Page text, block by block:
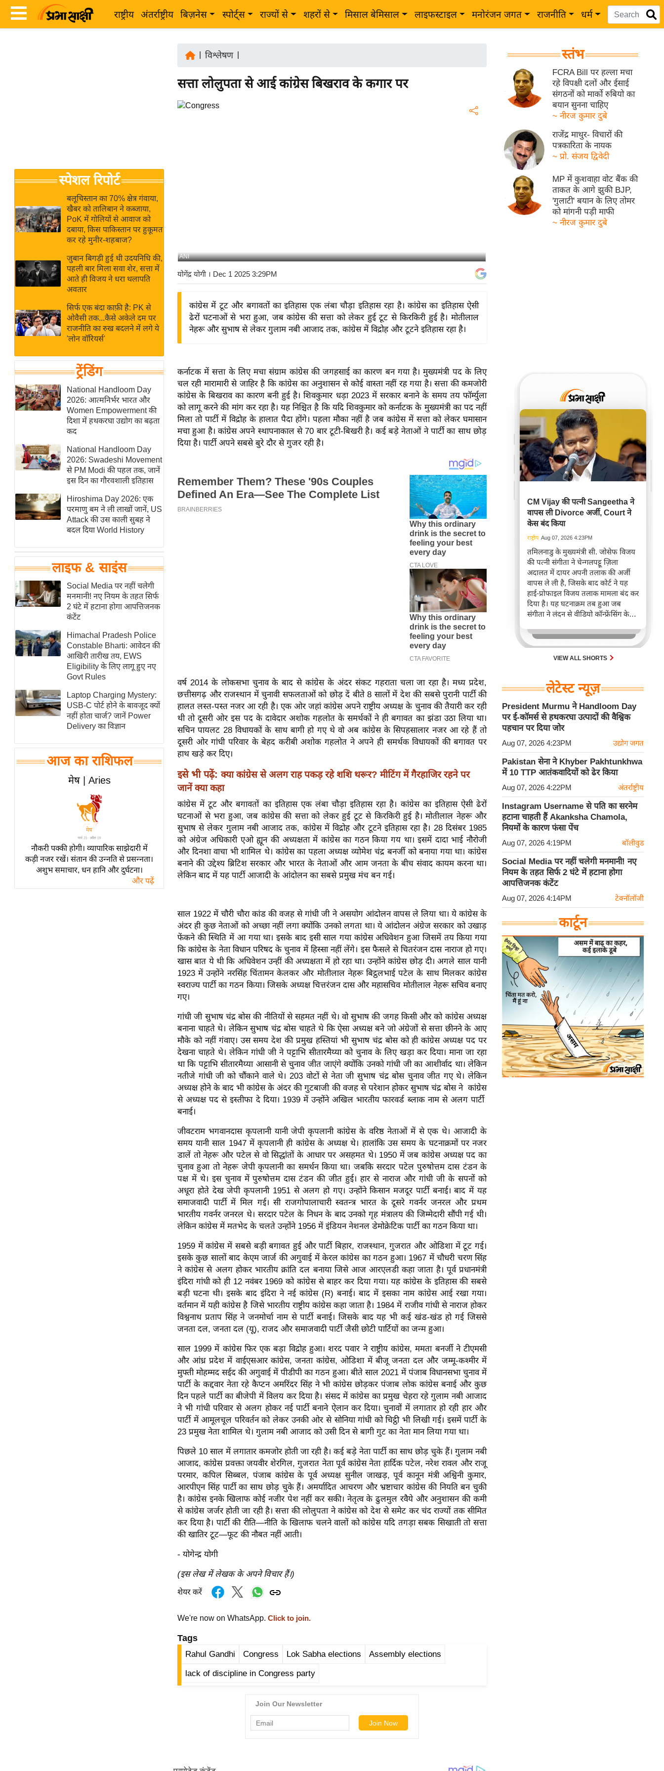
राष्ट्रीय अंतर्राष्ट्रीय बिज़नेस स्पोर्ट्स राज्यों से शहरों से मिसाल बेमिसाल लाइफस्टाइल मनोरंजन जगत राजनीति धर्म
Breaking
News in
Hindi
Hindi
Videos
जगत
राय
बजट
IPL
2026
ई-पेपर
मिसाल बेमिसाल
शख्सियत
यंग इंडिया
साहित्य जगत
ऑटो वर्ल्ड
न्यूज ब्रीफ
मनोरंजन जगत
बॉलीवुड
हॉलीवुड
फिल्म समीक्षा
Breaking
News
लाइफस्टाइल
टेक्नॉलॉजी
घरेलू नुस्खे
पर्यटन स्थल
फिटनेस मंत्रा
रिलेशनशिप
राजनीति
विश्लेषण
समसामयिक
मातृभूमि
एम.
आर.
आई.
समीक्षा
धर्म
ज्योतिष
त्योहार
राशिफल
विशेष
विश्लेषण
स्पेशल रिपोर्ट
बलूचिस्तान का 70% क्षेत्र गंवाया,
खैबर को तालिबान ने कब्जाया,
PoK में गोलियों से आवाज को
दबाया, किस पाकिस्तान पर हुकूमत
कर रहे मुनीर-शहबाज?
जुबान बिगड़ी हुई थी उदयनिधि की,
पहली बार मिला सवा शेर, सत्ता में
आते ही विजय ने धरा थलापति
अवतार
सिर्फ एक बंदा काफ़ी है: PK से
ओवैसी तक...कैसे अकेले दम पर
राजनीति का रुख बदलने में लगे ये
'लोन वॉरियर्स'
ट्रेंडिंग
National Handloom Day
2026: आत्मनिर्भर भारत और
Women Empowerment की
दिशा में हथकरघा उद्योग का बढ़ता
कद
National Handloom Day
2026: Swadeshi Movement
से PM Modi की पहल तक, जानें
इस दिन का गौरवशाली इतिहास
Hiroshima Day 2026: एक
परमाणु बम ने ली लाखों जानें, US
Attack की उस काली सुबह ने
बदल दिया World History
लाइफ & साइंस
Social Media पर नहीं चलेगी
मनमानी! नए नियम के तहत सिर्फ
2 घंटे में हटाना होगा आपत्तिजनक
कंटेंट
Himachal Pradesh Police
Constable Bharti: आवेदन की
आखिरी तारीख तय, EWS
Eligibility के लिए लागू हुए नए
Govt Rules
Laptop Charging Mystery:
USB-C पोर्ट होने के बावजूद क्यों
नहीं होता चार्ज? जानें Power
Delivery का विज्ञान
आज का राशिफल
मेष | Aries
नौकरी पक्की होगी। व्यापारिक साझेदारी में
कड़ी नजर रखें। संतान की उन्नति से प्रसन्नता।
अशुभ समाचार, धन हानि और दुर्घटना।
और पढ़ें
विश्लेषण|
सत्ता लोलुपता से आई कांग्रेस बिखराव के कगार पर
ANI
योगेंद्र योगी । Dec 1 2025 3:29PM
कांग्रेस में टूट और बगावतों का इतिहास एक लंबा चौड़ा इतिहास रहा है। कांग्रेस का इतिहास ऐसी
ढेरों घटनाओं से भरा हुआ, जब कांग्रेस की सत्ता को लेकर हुई टूट से किरकिरी हुई है। मोतीलाल
नेहरू और सुभाष से लेकर गुलाम नबी आजाद तक, कांग्रेस में विद्रोह और टूटने इतिहास रहा है।
कर्नाटक में सत्ता के लिए मचा संग्राम कांग्रेस की जगहसाई का कारण बन गया है। मुख्यमंत्री पद के लिए
चल रही मारामारी से जाहिर है कि कांग्रेस का अनुशासन से कोई वास्ता नहीं रह गया है। सत्ता की कमजोरी
कांग्रेस के बिखराव का कारण बनी हुई है। शिवकुमार धड़ा 2023 में सरकार बनाने के समय तय फॉर्म्युला
को लागू करने की मांग कर रहा है। यह निश्चित है कि यदि शिवकुमार को कर्नाटक के मुख्यमंत्री का पद नहीं
मिला तो पार्टी में विद्रोह के हालात पैदा होंगे। पहला मौका नहीं है जब कांग्रेस में सत्ता को लेकर घमासान
मचा हुआ है। कांग्रेस अपने स्थापनाकाल से 70 बार टूटी-बिखरी है। कई बड़े नेताओं ने पार्टी का साथ छोड़
दिया है। पार्टी अपने सबसे बुरे दौर से गुजर रही है।
वर्ष 2014 के लोकसभा चुनाव के बाद से कांग्रेस के अंदर संकट गहराता चला जा रहा है। मध्य प्रदेश,
छत्तीसगढ़ और राजस्थान में चुनावी सफलताओं को छोड़ दें बीते 8 सालों में देश की सबसे पुरानी पार्टी की
हालत लस्त-पस्त नजर आ रही है। एक ओर जहां कांग्रेस अपने राष्ट्रीय अध्यक्ष के चुनाव की तैयारी कर रही
थी तो दूसरी ओर इस पद के दावेदार अशोक गहलोत के समर्थकों ने ही बगावत का झंडा उठा लिया था।
सचिन पायलट 28 विधायकों के साथ बागी हो गए थे वो अब कांग्रेस के सिपहसालार नजर आ रहे हैं तो
दूसरी ओर गांधी परिवार के बेहद करीबी अशोक गहलोत ने अपने ही समर्थक विधायकों की बगावत पर
हाथ खड़े कर दिए।
इसे भी पढ़ें: क्या कांग्रेस से अलग राह पकड़ रहे शशि थरूर? मीटिंग में गैरहाजिर रहने पर
जानें क्या कहा
कांग्रेस में टूट और बगावतों का इतिहास एक लंबा चौड़ा इतिहास रहा है। कांग्रेस का इतिहास ऐसी ढेरों
घटनाओं से भरा हुआ, जब कांग्रेस की सत्ता को लेकर हुई टूट से किरकिरी हुई है। मोतीलाल नेहरू और
सुभाष से लेकर गुलाम नबी आजाद तक, कांग्रेस में विद्रोह और टूटने इतिहास रहा है। 28 दिसंबर 1985
को अंग्रेज अधिकारी एओ ह्यून की अध्यक्षता में कांग्रेस का गठन किया गय था। इसमें दादा भाई नौरोजी
और दिनशा वाचा भी शामिल थे। कांग्रेस का पहला अध्यक्ष व्योमेश चंद्र बनर्जी को बनाया गया था। कांग्रेस
बनाने की उद्देश्य ब्रिटिश सरकार और भारत के नेताओं और आम जनता के बीच संवाद कायम करना था।
लेकिन बाद में यह पार्टी आजादी के आंदोलन का सबसे प्रमुख मंच बन गई।
साल 1922 में चौरी चौरा कांड की वजह से गांधी जी ने असयोग आंदोलन वापस ले लिया था। ये कांग्रेस के
अंदर ही कुछ नेताओं को अच्छा नहीं लगा क्योंकि उनको लगता था। ये आंदोलन अंग्रेज सरकार को उखाड़
फेंकने की स्थिति में आ गया था। इसके बाद इसी साल गया कांग्रेस अधिवेशन हुआ जिसमें तय किया गया
कि कांग्रेस के नेता विधान परिषद के चुनाव में हिस्सा नहीं लेंगे। इस फैसले से चितरंजन दास नाराज हो गए।
खास बात ये थी कि अधिवेशन उन्हीं की अध्यक्षता में हो रहा था। उन्होंने कांग्रेस छोड़ दी। अगले साल यानी
1923 में उन्होंने नरसिंह चिंतामन केलकर और मोतीलाल नेहरू बिट्ठलभाई पटेल के साथ मिलकर कांग्रेस
स्वराज्य पार्टी का गठन किया। जिसके अध्यक्ष चित्तरंजन दास और महासचिव मोतीलाल नेहरू सचिव बनाए
गए।
गांधी जी सुभाष चंद्र बोस की नीतियों से सहमत नहीं थे। वो सुभाष की जगह किसी और को कांग्रेस अध्यक्ष
बनाना चाहते थे। लेकिन सुभाष चंद्र बोस चाहते थे कि ऐसा अध्यक्ष बने जो अंग्रेजों से सत्ता छीनने के आए
मौके को नहीं गंवाए। उस समय देश की प्रमुख हस्तियां भी सुभाष चंद्र बोस को ही कांग्रेस अध्यक्ष पद पर
देखना चाहते थे। लेकिन गांधी जी ने पट्टाभि सीतारमैय्या को चुनाव के लिए खड़ा कर दिया। माना जा रहा
था कि पट्टाभि सीतारमैय्या आसानी से चुनाव जीत जाएंगे क्योंकि उनको गांधी जी का आशीर्वाद था। लेकिन
नतीजे गांधी जी को चौंकाने वाले थे। 203 वोटों से नेता जी सुभाष चंद्र बोस चुनाव जीत गए थे। लेकिन
अध्यक्ष होने के बाद भी कांग्रेस के अंदर की गुटबाजी की वजह से परेशान होकर सुभाष चंद्र बोस ने कांग्रेस
से अध्यक्ष पद से इस्तीफा दे दिया। 1939 में उन्होंने अखिल भारतीय फारवर्ड ब्लाक नाम से अलग पार्टी
बनाई।
जीवटराम भगवानदास कृपलानी यानी जेपी कृपलानी कांग्रेस के वरिष्ठ नेताओं में से एक थे। आजादी के
समय यानी साल 1947 में कृपलानी ही कांग्रेस के अध्यक्ष थे। हालांकि उस समय के घटनाक्रमों पर नजर
डालें तो नेहरू और पटेल से वो सिद्धांतों के आधार पर असहमत थे। 1950 में जब कांग्रेस अध्यक्ष पद का
चुनाव हुआ तो नेहरू जेपी कृपलानी का समर्थन किया था। जबकि सरदार पटेल पुरुषोत्तम दास टंडन के
पक्ष में थे। इस चुनाव में पुरुषोत्तम दास टंडन की जीत हुई। हार से नाराज और गांधी जी के सपनों को
अधूरा होते देख जेपी कृपलानी 1951 से अलग हो गए। उन्होंने किसान मजदूर पार्टी बनाई। बाद में यह
समाजवादी पार्टी में मिल गई। सी राजगोपालाचारी स्वतन्त्र भारत के दूसरे गवर्नर जनरल और प्रथम
भारतीय गवर्नर जनरल थे। सरदार पटेल के निधन के बाद उनको गृह मंत्रालय की जिम्मेदारी सौंपी गई थी।
लेकिन कांग्रेस में मतभेद के चलते उन्होंने 1956 में इंडियन नेशनल डेमोक्रेटिक पार्टी का गठन किया था।
1959 में कांग्रेस में सबसे बड़ी बगावत हुई और पार्टी बिहार, राजस्थान, गुजरात और ओडिशा में टूट गई।
इसके कुछ सालों बाद केएम जार्ज की अगुवाई में केरल कांग्रेस का गठन हुआ। 1967 में चौधरी चरण सिंह
ने कांग्रेस से अलग होकर भारतीय क्रांति दल बनाया जिसे आज आरएलडी कहा जाता है। पूर्व प्रधानमंत्री
इंदिरा गांधी को ही 12 नवंबर 1969 को कांग्रेस से बाहर कर दिया गया। यह कांग्रेस के इतिहास की सबसे
बड़ी घटना थी। इसके बाद इंदिरा ने नई कांग्रेस (R) बनाई। बाद में इसका नाम कांग्रेस आई रखा गया।
वर्तमान में यही कांग्रेस है जिसे भारतीय राष्ट्रीय कांग्रेस कहा जाता है। 1984 में राजीव गांधी से नाराज होकर
विश्वनाथ प्रताप सिंह ने जनमोर्चा नाम से पार्टी बनाई। जिसके बाद यह भी कई खंड-खंड हो गई जिससे
जनता दल, जनता दल (यू), राजद और समाजवादी पार्टी जैसी छोटी पार्टियों का जन्म हुआ।
साल 1999 में कांग्रेस फिर एक बड़ा विद्रोह हुआ। शरद पवार ने राष्ट्रीय कांग्रेस, ममता बनर्जी ने टीएमसी
और आंध्र प्रदेश में वाईएसआर कांग्रेस, जनता कांग्रेस, ओडिशा में बीजू जनता दल और जम्मू-कश्मीर में
मुफ्ती मोहम्मद सईद की अगुवाई में पीडीपी का गठन हुआ। बीते साल 2021 में पंजाब विधानसभा चुनाव में
पार्टी के कद्दवार नेता रहे कैप्टन अमरिंदर सिंह ने भी कांग्रेस छोड़कर पंजाब लोक कांग्रेस बनाई और कुछ
दिन पहले पार्टी का बीजेपी में विलय कर दिया है। संसद में कांग्रेस का प्रमुख चेहरा रहे गुलाम नबी आजाद
ने भी गांधी परिवार से अलग होकर नई पार्टी बनाने ऐलान कर दिया। चुनावों में लगातार हो रही हार और
पार्टी में आमूलचूल परिवर्तन को लेकर उनकी ओर से सोनिया गांधी को चिट्ठी भी लिखी गई। इसमें पार्टी के
23 प्रमुख नेता शामिल थे। गुलाम नबी आजाद को उसी दिन से बागी गुट का नेता मान लिया गया था।
पिछले 10 साल में लगातार कमजोर होती जा रही है। कई बड़े नेता पार्टी का साथ छोड़ चुके हैं। गुलाम नबी
आजाद, कांग्रेस प्रवक्ता जयवीर शेरगिल, गुजरात नेता पूर्व कांग्रेस नेता हार्दिक पटेल, नरेश रावल और राजू
परमार, कपिल सिब्बल, पंजाब कांग्रेस के पूर्व अध्यक्ष सुनील जाखड़, पूर्व कानून मंत्री अश्विनी कुमार,
आरपीएन सिंह पार्टी का साथ छोड़ चुके हैं। अमर्यादित आचरण और भ्रष्टाचार कांग्रेस की नियति बन चुकी
है। कांग्रेस इनके खिलाफ कोई नजीर पेश नहीं कर सकी। नेतृत्व के ढुलमुल रवैये और अनुशासन की कमी
से कांग्रेस जर्जर होती जा रही है। सत्ता की लोलुपता ने कांग्रेस को देश से समेट कर चंद राज्यों तक सीमित
कर दिया है। पार्टी की रीति—नीति के खिलाफ चलने वालों को कांग्रेस यदि तगड़ा सबक सिखाती तो सत्ता
की खातिर टूट—फूट की नौबत नहीं आती।
- योगेन्द्र योगी
(इस लेख में लेखक के अपने विचार हैं।)
शेयर करें
We're now on WhatsApp. Click to join.
Tags
Rahul Gandhi Congress Lok Sabha elections Assembly elections
lack of discipline in Congress party
स्तंभ
FCRA Bill पर हल्ला मचा
रहे विपक्षी दलों और ईसाई
संगठनों को मार्को रुबियो का
बयान सुनना चाहिए
~ नीरज कुमार दुबे
राजेंद्र माथुर- विचारों की
पत्रकारिता के नायक
~ प्रो. संजय द्विवेदी
MP में कुशवाहा वोट बैंक की
ताकत के आगे झुकी BJP,
'गुलाटी' बयान के लिए तोमर
को मांगनी पड़ी माफी
~ नीरज कुमार दुबे
CM Vijay की पत्नी Sangeetha ने
वापस ली Divorce अर्जी, Court ने
केस बंद किया
राष्ट्रीय Aug 07, 2026 4:23PM
तमिलनाडु के मुख्यमंत्री सी. जोसेफ विजय
की पत्नी संगीता ने चेन्गलपट्टू ज़िला
अदालत में दायर अपनी तलाक की अर्जी
वापस ले ली है, जिसके बाद कोर्ट ने यह
हाई-प्रोफाइल विजय तलाक मामला बंद कर
दिया है। यह घटनाक्रम तब हुआ जब
संगीता ने लंदन से वीडियो कॉन्फ्रेंसिंग के
मुख्यमंत्री विधानसभा सत्र के कारण
उपस्थित नहीं हो सके।
VIEW ALL SHORTS
लेटेस्ट न्यूज़
President Murmu ने Handloom Day
पर ई-कॉमर्स से हथकरघा उत्पादों की वैश्विक
पहचान पर दिया जोर
Aug 07, 2026 4:23PM उद्योग जगत
Pakistan सेना ने Khyber Pakhtunkhwa
में 10 TTP आतंकवादियों को ढेर किया
Aug 07, 2026 4:22PM अंतर्राष्ट्रीय
Instagram Username से पति का सरनेम
हटाना चाहती हैं Akanksha Chamola,
नियमों के कारण फंसा पेंच
Aug 07, 2026 4:19PM बॉलीवुड
Social Media पर नहीं चलेगी मनमानी! नए
नियम के तहत सिर्फ 2 घंटे में हटाना होगा
आपत्तिजनक कंटेंट
Aug 07, 2026 4:14PM टेक्नॉलॉजी
कार्टून